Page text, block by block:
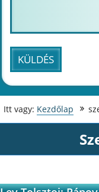
Itt vagy: Kezdőlap